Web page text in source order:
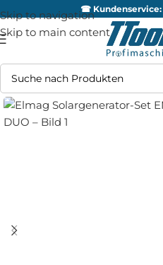
Skip to navigation
Skip to main content
☎ Kundenservice: